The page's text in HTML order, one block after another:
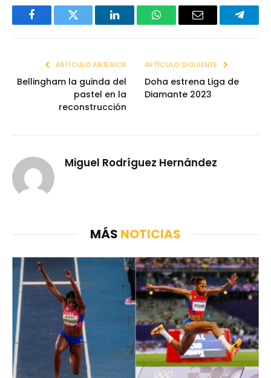
FacebookTwitter LinkedInWhatsAppEmail
ARTÍCULO ANTERIOR
Bellingham la guinda del
pastel en la
reconstrucción
ARTÍCULO SIGUIENTE
Doha estrena Liga de
Diamante 2023
Miguel Rodríguez Hernández
MÁS NOTICIAS